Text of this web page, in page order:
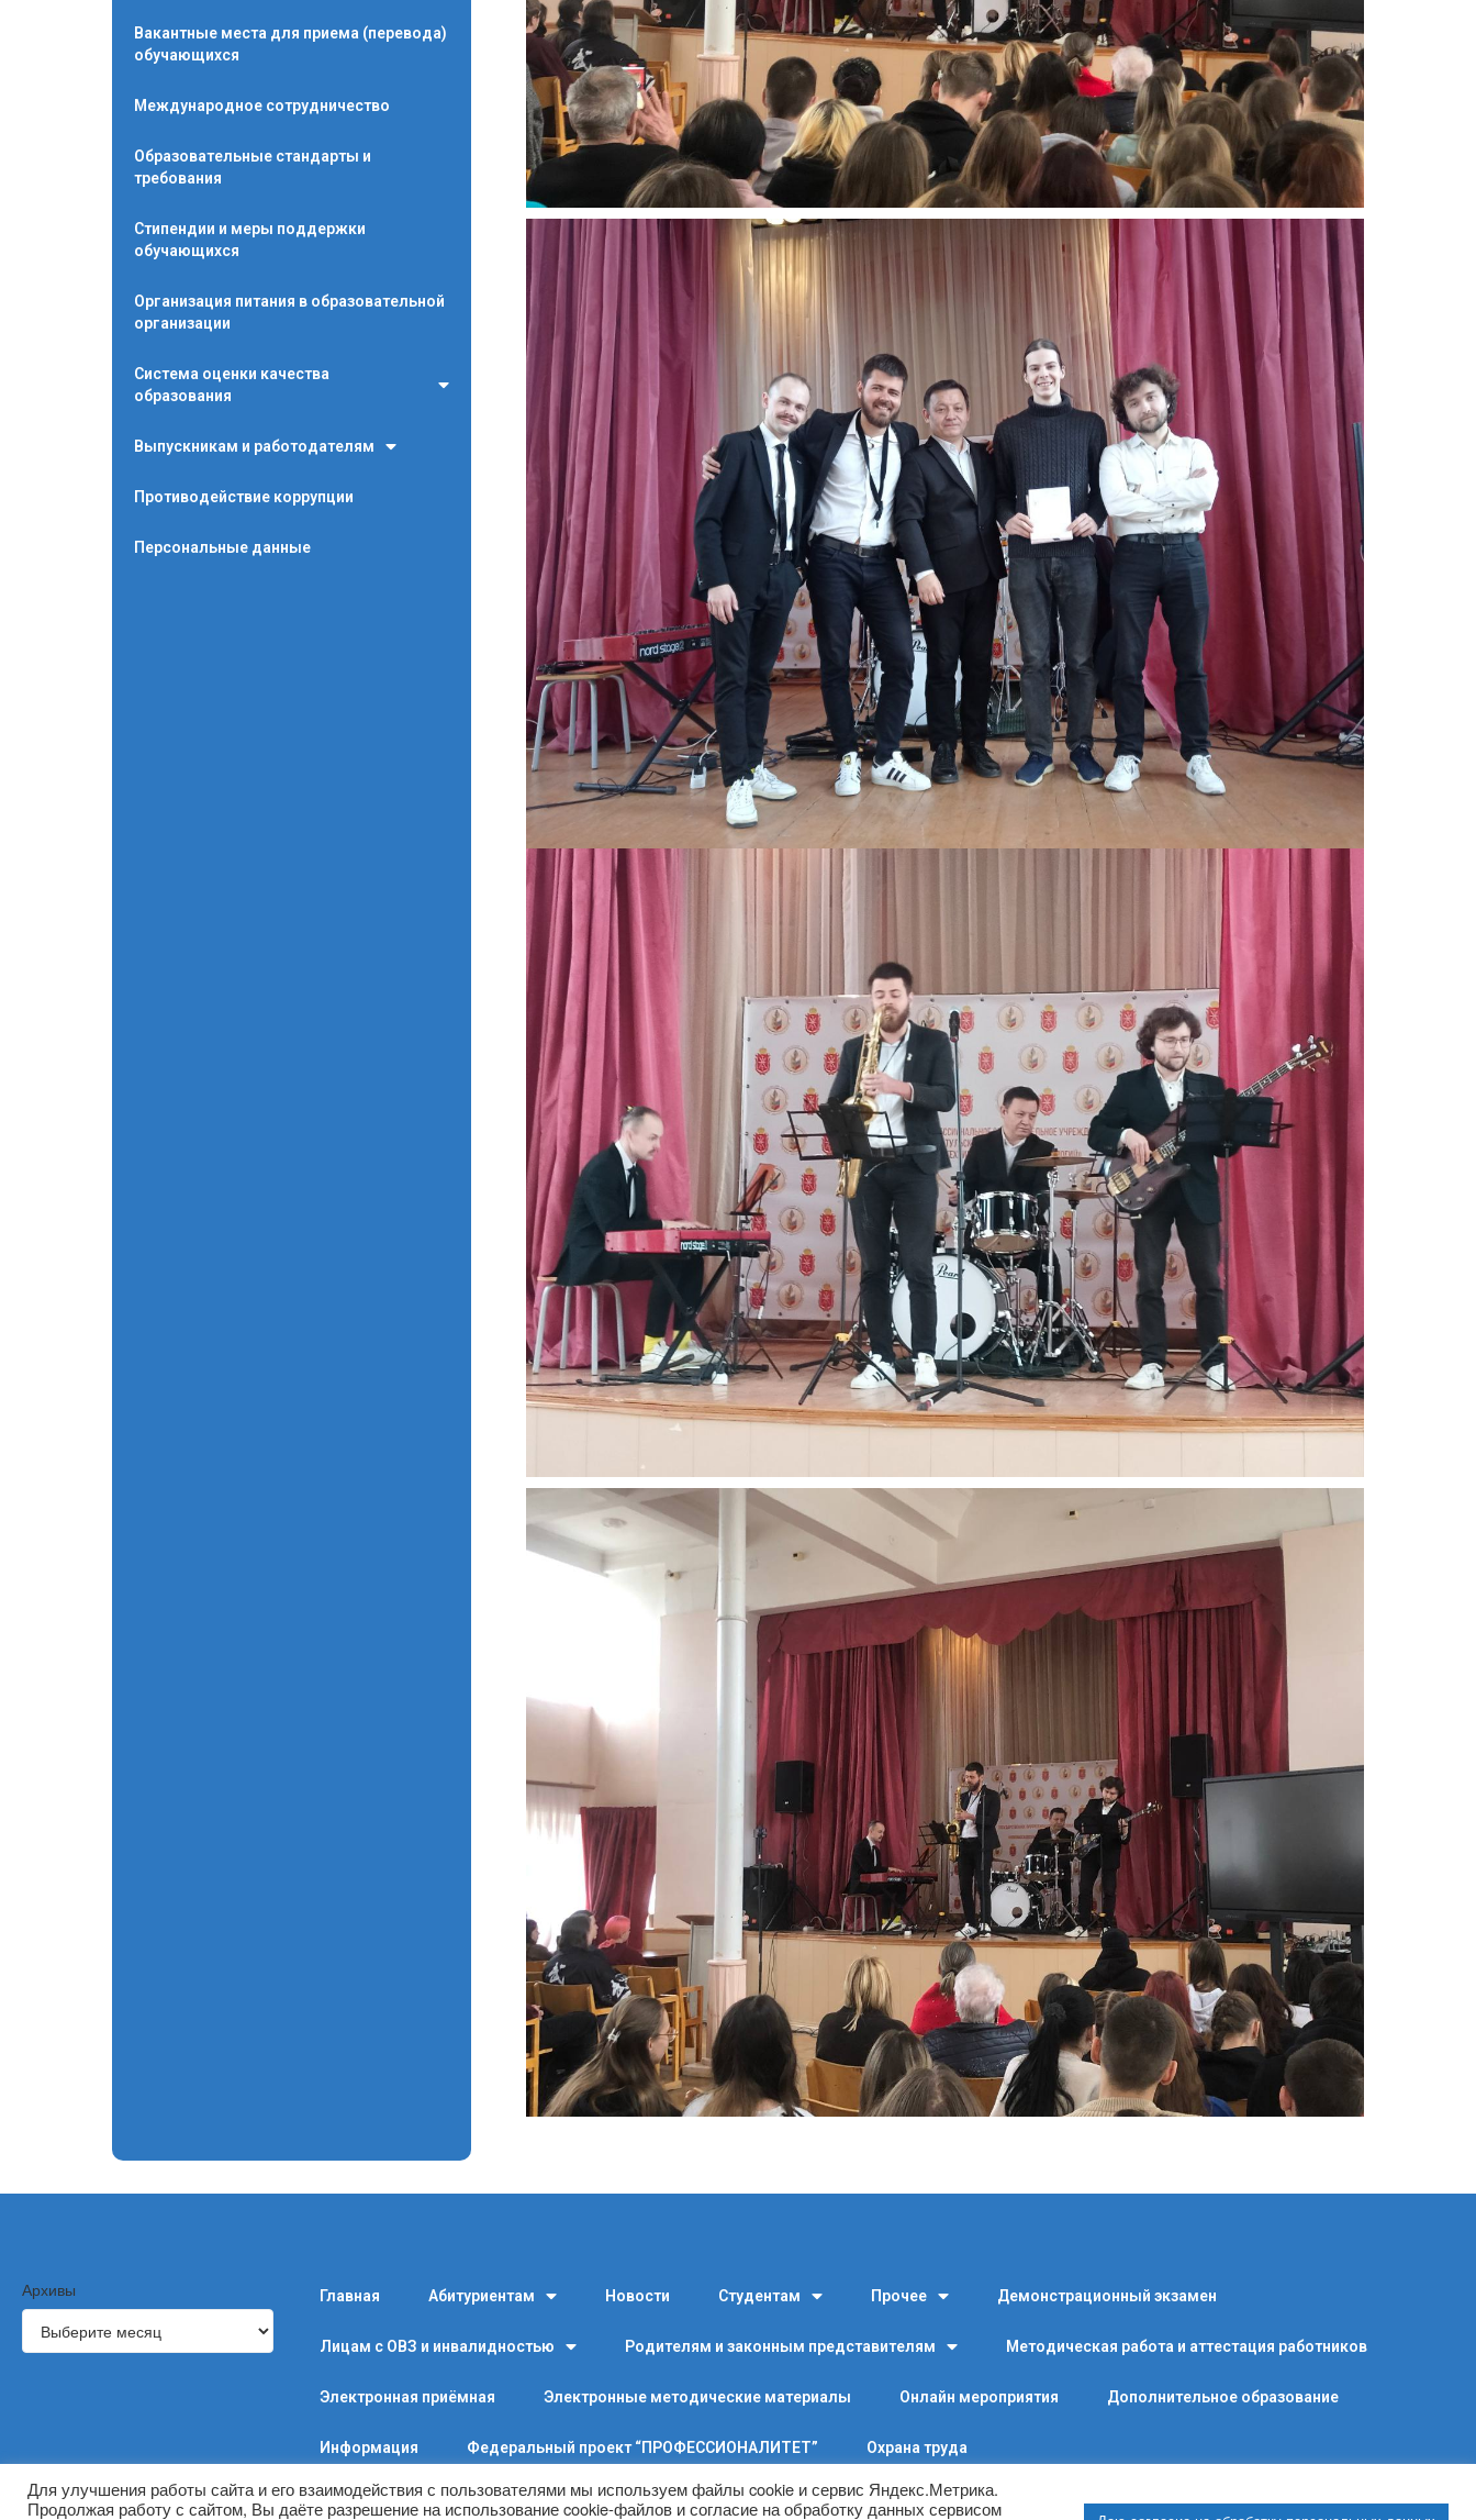
Вакантные места для приема (перевода)
обучающихся
Международное сотрудничество
Образовательные стандарты и
требования
Стипендии и меры поддержки
обучающихся
Организация питания в образовательной
организации
Система оценки качества
образования
Выпускникам и работодателям
Противодействие коррупции
Персональные данные
Архивы Главная Абитуриентам Новости Студентам Прочее Демонстрационный экзамен
Лицам с ОВЗ и инвалидностью Родителям и законным представителям Методическая работа и аттестация работников
Электронная приёмная Электронные методические материалы Онлайн мероприятия Дополнительное образование
Информация Федеральный проект “ПРОФЕССИОНАЛИТЕТ” Охрана труда
Для улучшения работы сайта и его взаимодействия с пользователями мы используем файлы cookie и сервис Яндекс.Метрика.
Продолжая работу с сайтом, Вы даёте разрешение на использование cookie-файлов и согласие на обработку данных сервисом